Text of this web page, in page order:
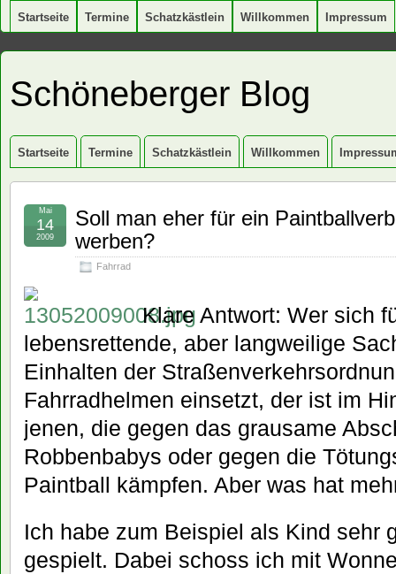
Startseite Termine Schatzkästlein Willkommen Impressum
Schöneberger Blog
Startseite Termine Schatzkästlein Willkommen
Soll man eher für ein
werben?
Fahrrad
Mai
14
2009
Klare Antwort: Wer sich
lebensrettende, aber langweilige
Einhalten der
Fahrradhelmen einsetzt, der ist im
jenen, die gegen das grausame
Robbenbabys oder gegen die
Paintball kämpfen. Aber was hat
Ich habe zum Beispiel als Kind sehr
gespielt. Dabei schoss ich mit